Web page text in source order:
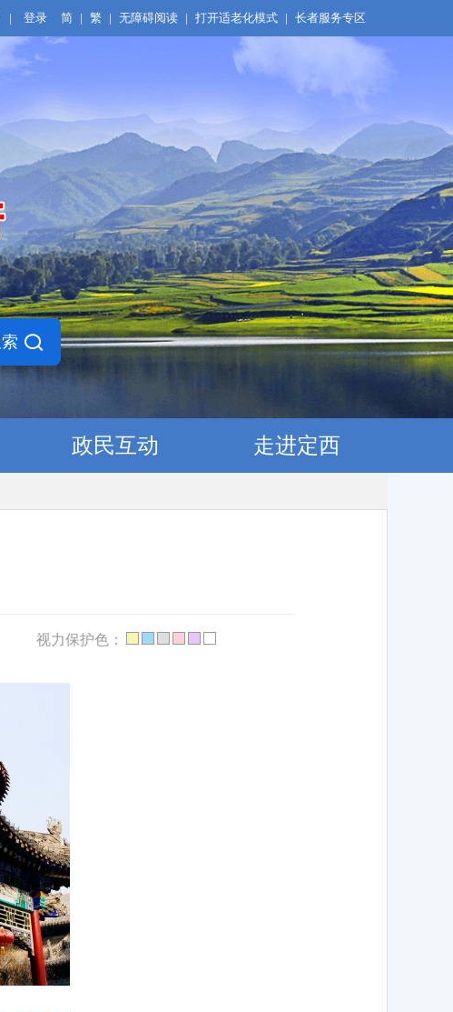
| 登录 简 | 繁 | 无障碍阅读 | 打开适老化模式 | 长者服务专区
政民互动 走进定西
视力保护色：